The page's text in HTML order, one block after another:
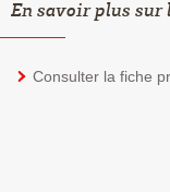
En savoir plus sur
Consulter la fiche